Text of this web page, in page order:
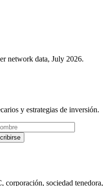
network data, July 2026.
y estrategias de inversión.
corporación, sociedad tenedora,